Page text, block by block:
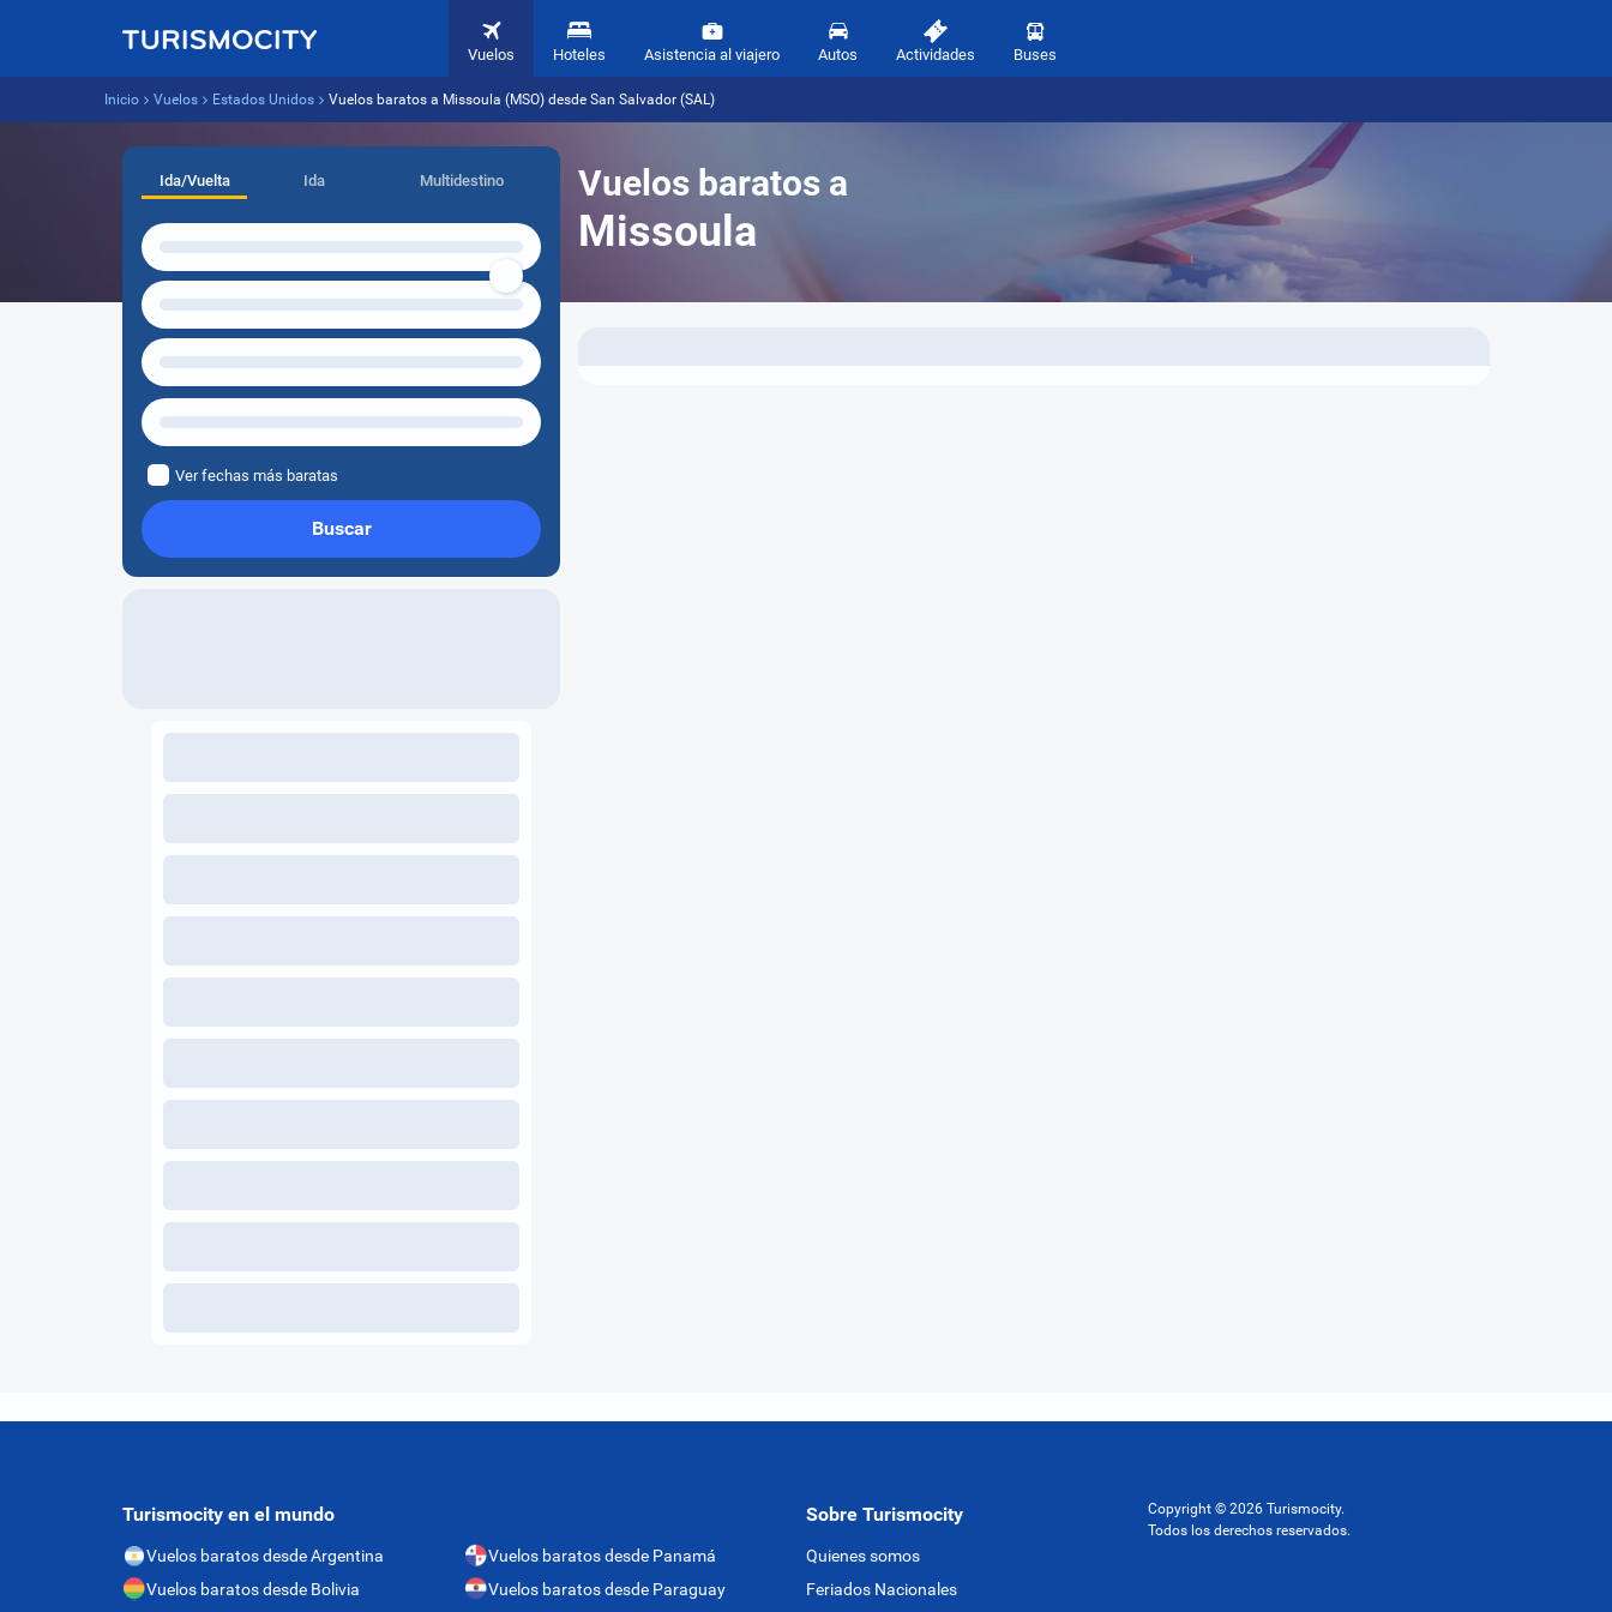
Vuelos Hoteles Asistencia al viajero Autos Actividades Buses
Inicio Vuelos Estados Unidos Vuelos baratos a Missoula (MSO) desde San Salvador (SAL)
Vuelos baratos a
Missoula
Ida/Vuelta Ida Multidestino
Ver fechas más baratas
Buscar
Turismocity en el mundo
Vuelos baratos desde Argentina
Vuelos baratos desde Bolivia
Vuelos baratos desde Panamá
Vuelos baratos desde Paraguay
Sobre Turismocity
Quienes somos
Feriados Nacionales
Copyright © 2026 Turismocity.
Todos los derechos reservados.